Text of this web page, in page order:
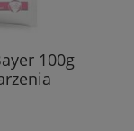
100g